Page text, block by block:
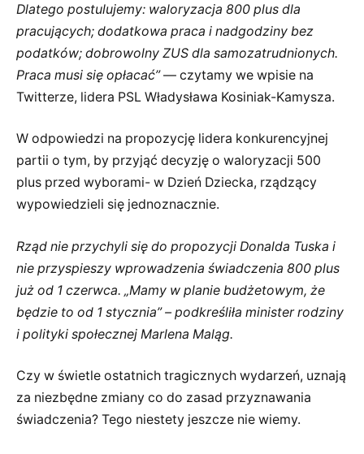
Dlatego postulujemy: waloryzacja 800 plus dla
pracujących; dodatkowa praca i nadgodziny bez
podatków; dobrowolny ZUS dla samozatrudnionych.
Praca musi się opłacać”— czytamy we wpisie na
Twitterze, lidera PSL Władysława Kosiniak-Kamysza.
W odpowiedzi na propozycję lidera konkurencyjnej
partii o tym, by przyjąć decyzję o waloryzacji 500
plus przed wyborami- w Dzień Dziecka, rządzący
wypowiedzieli się jednoznacznie.
Rząd nie przychyli się do propozycji Donalda Tuska i
nie przyspieszy wprowadzenia świadczenia 800 plus
już od 1 czerwca. „Mamy w planie budżetowym, że
będzie to od 1 stycznia” – podkreśliła minister rodziny
i polityki społecznej Marlena Maląg.
Czy w świetle ostatnich tragicznych wydarzeń, uznają
za niezbędne zmiany co do zasad przyznawania
świadczenia? Tego niestety jeszcze nie wiemy.